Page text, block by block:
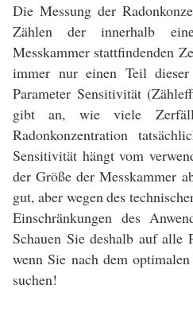
Die Messung der
Zählen der innerhalb
Messkammer stattfindenden
immer nur einen Teil
Parameter Sensitivität
gibt an, wie viele
Radonkonzentration
Sensitivität hängt vom
der Größe der Messkammer
gut, aber wegen des
Einschränkungen des
Schauen Sie deshalb auf alle
wenn Sie nach dem
suchen!